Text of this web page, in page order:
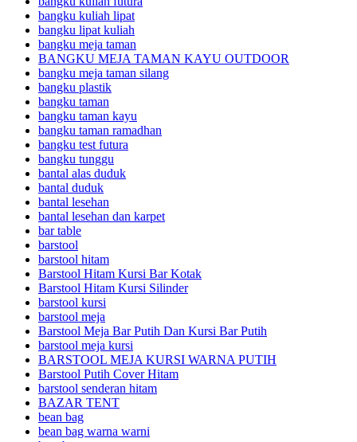
bangku kuliah lipat
bangku lipat kuliah
bangku meja taman
BANGKU MEJA TAMAN KAYU OUTDOOR
bangku meja taman silang
bangku plastik
bangku taman
bangku taman kayu
bangku taman ramadhan
bangku test futura
bangku tunggu
bantal alas duduk
bantal duduk
bantal lesehan
bantal lesehan dan karpet
bar table
barstool
barstool hitam
Barstool Hitam Kursi Bar Kotak
Barstool Hitam Kursi Silinder
barstool kursi
barstool meja
Barstool Meja Bar Putih Dan Kursi Bar Putih
barstool meja kursi
BARSTOOL MEJA KURSI WARNA PUTIH
Barstool Putih Cover Hitam
barstool senderan hitam
BAZAR TENT
bean bag
bean bag warna warni